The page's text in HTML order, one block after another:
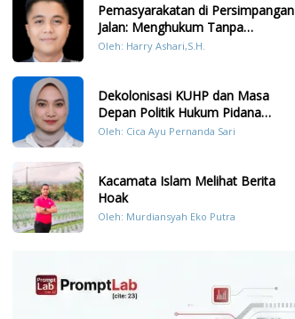
Pemasyarakatan di Persimpangan
Jalan: Menghukum Tanpa
Memulihkan?
Oleh: Harry Ashari,S.H.
Dekolonisasi KUHP dan Masa
Depan Politik Hukum Pidana
Indonesia
Oleh: Cica Ayu Pernanda Sari
Kacamata Islam Melihat Berita
Hoak
Oleh: Murdiansyah Eko Putra